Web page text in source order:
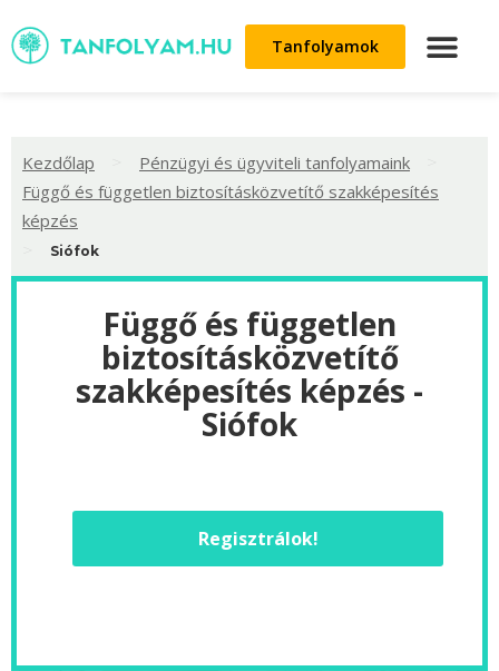
Tanfolyamok
Kezdőlap Pénzügyi és ügyviteli tanfolyamaink
Függő és független biztosításközvetítő szakképesítés
képzés
Siófok
Függő és független
biztosításközvetítő
szakképesítés képzés -
Siófok
Regisztrálok!